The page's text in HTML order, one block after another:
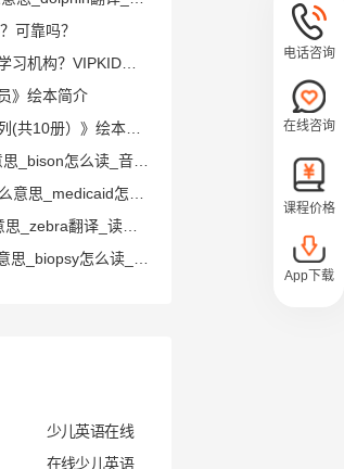
可靠吗？
哪有儿童英语学习机构？VIPKID有什么优势？
》绘本简介
《小鬼拉班系列(共10册）》绘本简介
bison是什么意思_bison怎么读_音标'baɪsn
zebra是什么意思_zebra翻译_读音_用法_翻译
少儿英语在线
在线少儿英语
电话咨询
在线咨询
课程价格
App下载